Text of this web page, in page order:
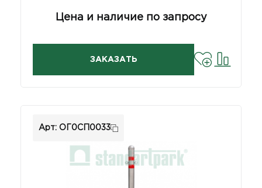
Цена и наличие по запросу
ЗАКАЗАТЬ
Арт: ОГ0СП0033